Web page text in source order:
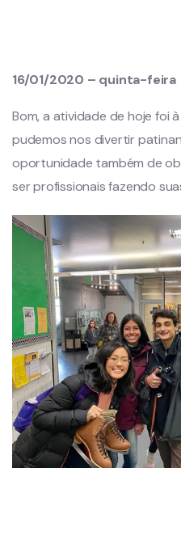
16/01/2020 – quinta-feira
Bom, a atividade de hoje foi
pudemos nos divertir
oportunidade também de
ser profissionais fazendo